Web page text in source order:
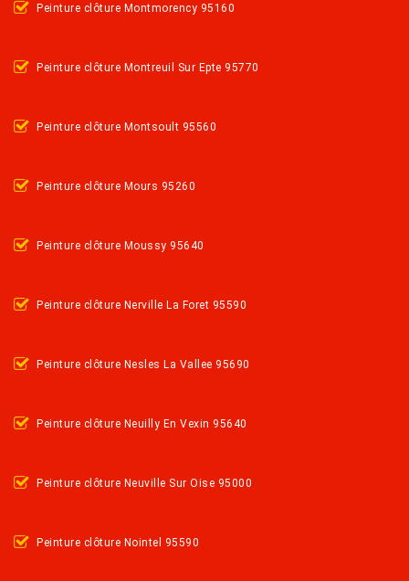
Peinture clôture Montmorency 95160
Peinture clôture Montreuil Sur Epte 95770
Peinture clôture Montsoult 95560
Peinture clôture Mours 95260
Peinture clôture Moussy 95640
Peinture clôture Nerville La Foret 95590
Peinture clôture Nesles La Vallee 95690
Peinture clôture Neuilly En Vexin 95640
Peinture clôture Neuville Sur Oise 95000
Peinture clôture Nointel 95590